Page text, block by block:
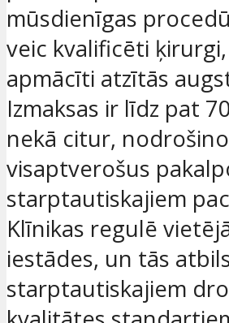
mūsdienīgas
veic kvalificēti
apmācīti atzītās
Izmaksas ir līdz pat
nekā citur,
visaptverošus
starptautiskajiem
Klīnikas regulē
iestādes, un tās
starptautiskajiem